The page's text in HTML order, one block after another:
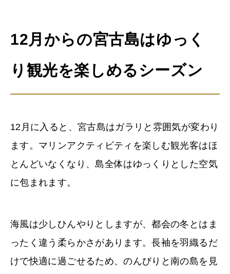
12月からの宮古島はゆっく
り観光を楽しめるシーズン
12月に入ると、宮古島はガラリと雰囲気が変わり
ます。マリンアクティビティを楽しむ観光客はほ
とんどいなくなり、島全体はゆっくりとした空気
に包まれます。
海風は少しひんやりとしますが、都会の冬とはま
ったく違う柔らかさがあります。長袖を羽織るだ
けで快適に過ごせるため、のんびりと南の島を見